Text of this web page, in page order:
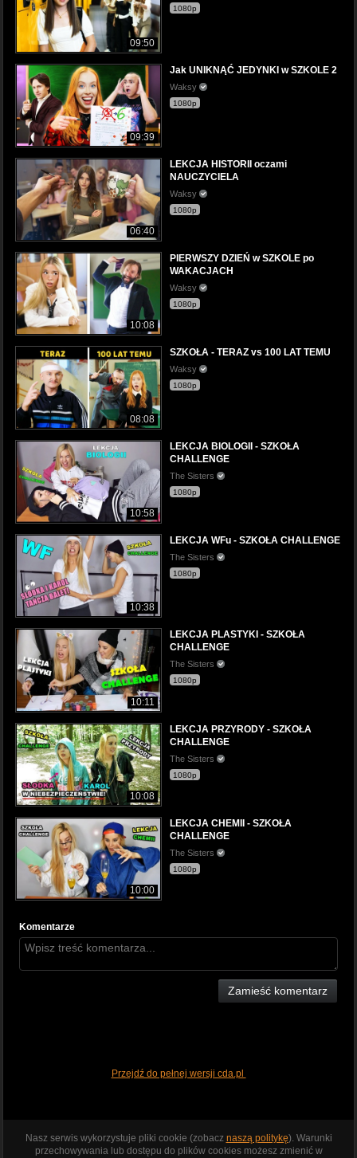
09:50
1080p
09:39
Jak UNIKNĄĆ JEDYNKI w SZKOLE 2
Waksy
1080p
06:40
LEKCJA HISTORII oczami
NAUCZYCIELA
Waksy
1080p
10:08
PIERWSZY DZIEŃ w SZKOLE po
WAKACJACH
Waksy
1080p
08:08
SZKOŁA - TERAZ vs 100 LAT TEMU
Waksy
1080p
10:58
LEKCJA BIOLOGII - SZKOŁA
CHALLENGE
The Sisters
1080p
10:38
LEKCJA WFu - SZKOŁA CHALLENGE
The Sisters
1080p
10:11
LEKCJA PLASTYKI - SZKOŁA
CHALLENGE
The Sisters
1080p
10:08
LEKCJA PRZYRODY - SZKOŁA
CHALLENGE
The Sisters
1080p
10:00
LEKCJA CHEMII - SZKOŁA
CHALLENGE
The Sisters
1080p
Komentarze
Zamieść komentarz
Przejdź do pełnej wersji cda.pl
Nasz serwis wykorzystuje pliki cookie (zobacz naszą politykę). Warunki
przechowywania lub dostępu do plików cookies możesz zmienić w